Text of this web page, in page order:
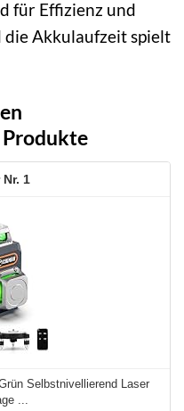
für Effizienz und
Akkulaufzeit spielt
1
Selbstnivellierend Laser
...